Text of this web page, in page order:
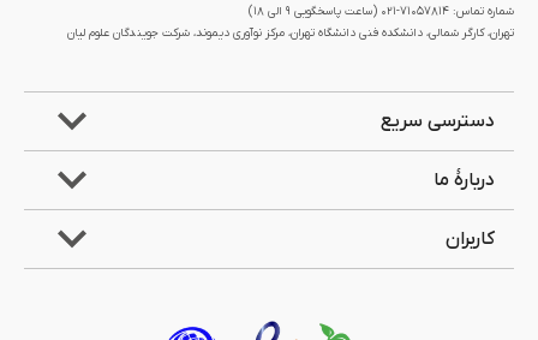
شماره تماس: 71057814-021 (ساعت پاسخگویی ۹ الی ۱۸)
تهران، کارگر شمالی، دانشکده فنی دانشگاه تهران، مرکز نوآوری دیموند، شرکت جویندگان علوم لیان
دسترسی سریع
دربارۀ ما
کاربران